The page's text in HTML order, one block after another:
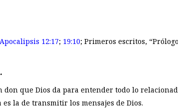
Apocalipsis 12:17; 19:10; Primeros escritos,
don que Dios da para entender todo lo
la de transmitir los mensajes de Dios.